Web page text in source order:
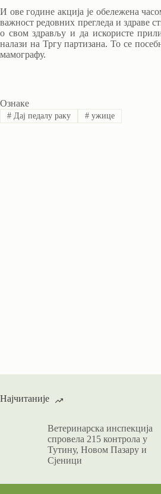
И ове године акција је обележена
важност редовних прегледа и здраве
о свом здрављу и да искористе
налази на Тргу партизана. То се
мамографу.
Ознаке
#Дај педалу раку #ужице
Најчитаније
Ветеринарска инспекција
спровела 215 контрола у
Тутину, Новом Пазару и
Сјеници